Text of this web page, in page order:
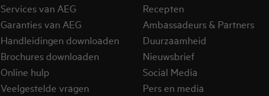
Services van AEG
Garanties van AEG
Handleidingen downloaden
Brochures downloaden
Online hulp
Veelgestelde vragen
Recepten
Ambassadeurs & Partners
Duurzaamheid
Nieuwsbrief
Social Media
Pers en media